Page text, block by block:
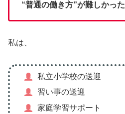
“普通の働き方”が難しかった
私は、
私立小学校の送迎
習い事の送迎
家庭学習サポート